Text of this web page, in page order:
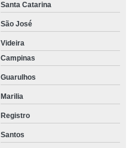
Santa Catarina
São José
Videira
Campinas
Guarulhos
Marilia
Registro
Santos